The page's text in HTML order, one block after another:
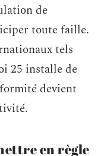
de
toute faille.
tels
25 installe de
devient
en règle